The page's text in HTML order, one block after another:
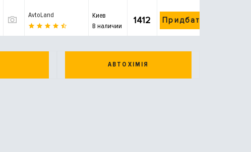
AvtoLand
Киев
В наличии
1412 Придбати
АВТОХІМІЯ